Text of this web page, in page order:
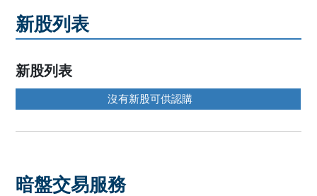
交易/資訊平台
關於我們
新股列表
新股列表
沒有新股可供認購
暗盤交易服務